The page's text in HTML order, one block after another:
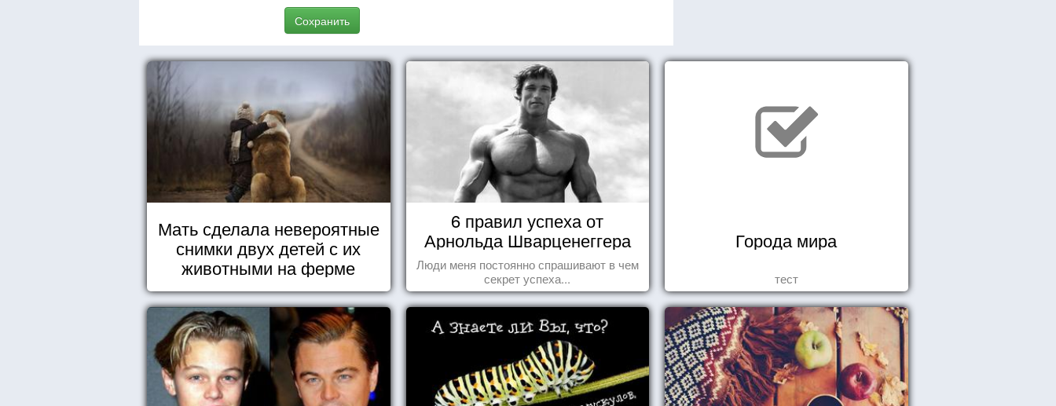
Сохранить
Мать сделала невероятные
снимки двух детей с их
животными на ферме
6 правил успеха от
Арнольда Шварценеггера
Люди меня постоянно спрашивают в чем
секрет успеха...
Города мира
тест